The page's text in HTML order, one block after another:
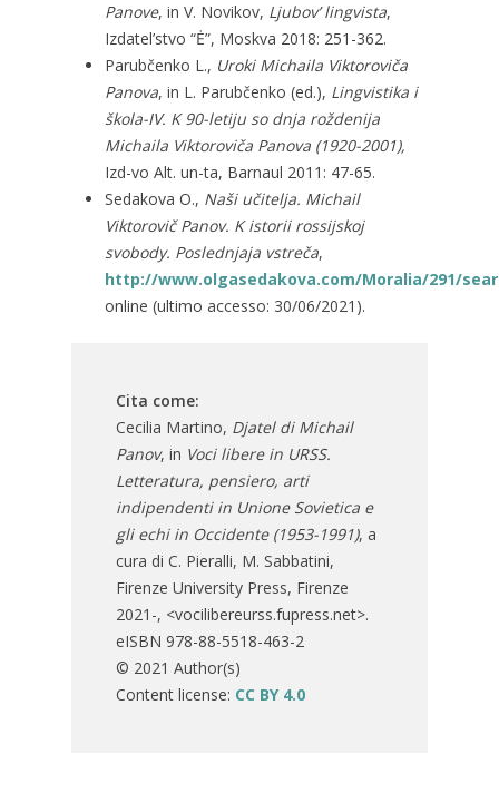
Panove, in V. Novikov, Ljubov’ lingvista,
Izdatel’stvo “Ė”, Moskva 2018: 251-362.
Parubčenko L., Uroki Michaila Viktoroviča
Panova, in L. Parubčenko (ed.), Lingvistika i
škola-IV. K 90-letiju so dnja roždenija
Michaila Viktoroviča Panova (1920-2001),
Izd-vo Alt. un-ta, Barnaul 2011: 47-65.
Sedakova O., Naši učitelja. Michail
Viktorovič Panov. K istorii rossijskoj
svobody. Poslednjaja vstreča,
http://www.olgasedakova.com/Moralia/291/
online (ultimo accesso: 30/06/2021).
Cita come:
Cecilia Martino, Djatel di Michail
Panov, in Voci libere in URSS.
Letteratura, pensiero, arti
indipendenti in Unione Sovietica e
gli echi in Occidente (1953-1991), a
cura di C. Pieralli, M. Sabbatini,
Firenze University Press, Firenze
2021-, <vocilibereurss.fupress.net>.
eISBN 978-88-5518-463-2
© 2021 Author(s)
Content license: CC BY 4.0